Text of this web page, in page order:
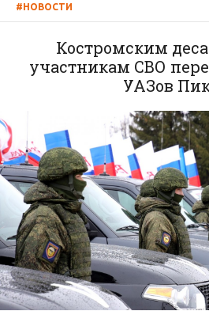
#НОВОСТИ
Костромским
участникам СВО
УАЗов